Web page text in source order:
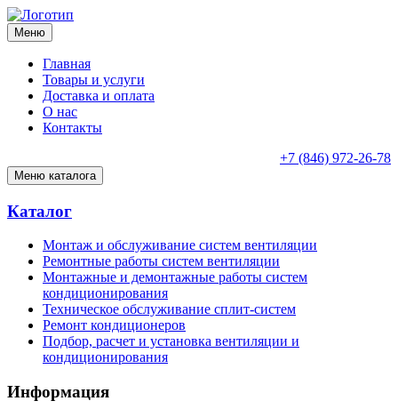
Меню
Главная
Товары и услуги
Доставка и оплата
О нас
Контакты
+7 (846) 972-26-78
Меню каталога
Каталог
Монтаж и обслуживание систем вентиляции
Ремонтные работы систем вентиляции
Монтажные и демонтажные работы систем
кондиционирования
Техническое обслуживание сплит-систем
Ремонт кондиционеров
Подбор, расчет и установка вентиляции и
кондиционирования
Информация